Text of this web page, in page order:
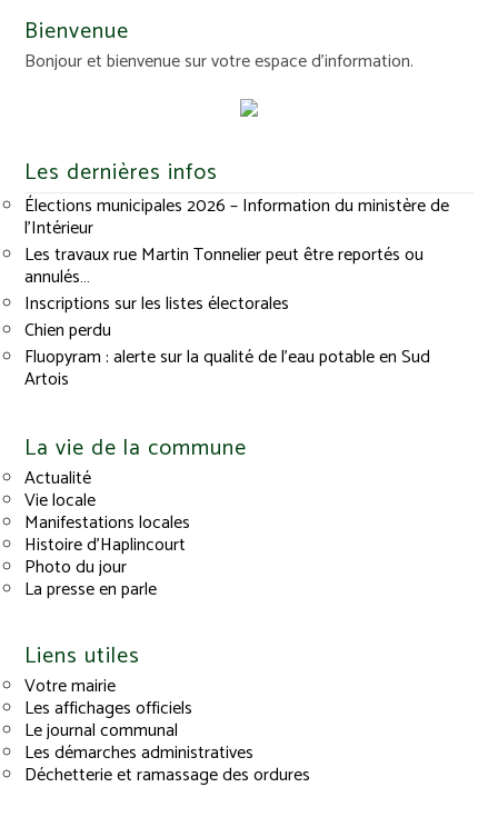
Bienvenue
Bonjour et bienvenue sur votre espace d'information.
Les dernières infos
Élections municipales 2026 – Information du ministère de
l’Intérieur
Les travaux rue Martin Tonnelier peut être reportés ou
annulés…
Inscriptions sur les listes électorales
Chien perdu
Fluopyram : alerte sur la qualité de l’eau potable en Sud
Artois
La vie de la commune
Actualité
Vie locale
Manifestations locales
Histoire d’Haplincourt
Photo du jour
La presse en parle
Liens utiles
Votre mairie
Les affichages officiels
Le journal communal
Les démarches administratives
Déchetterie et ramassage des ordures